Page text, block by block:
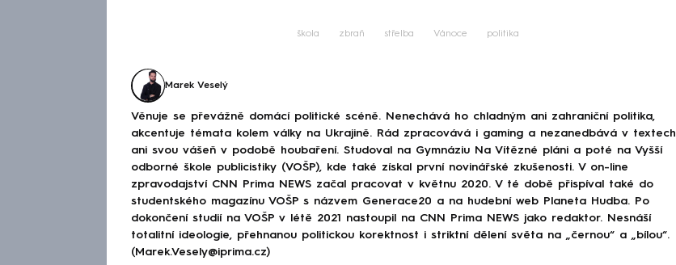
škola zbraň střelba Vánoce politika
Marek Veselý
Věnuje se převážně domácí politické scéně. Nenechává ho chladným ani zahraniční politika,
akcentuje témata kolem války na Ukrajině. Rád zpracovává i gaming a nezanedbává v textech
ani svou vášeň v podobě houbaření. Studoval na Gymnáziu Na Vítězné pláni a poté na Vyšší
odborné škole publicistiky (VOŠP), kde také získal první novinářské zkušenosti. V on-line
zpravodajství CNN Prima NEWS začal pracovat v květnu 2020. V té době přispíval také do
studentského magazínu VOŠP s názvem Generace20 a na hudební web Planeta Hudba. Po
dokončení studií na VOŠP v létě 2021 nastoupil na CNN Prima NEWS jako redaktor. Nesnáší
totalitní ideologie, přehnanou politickou korektnost i striktní dělení světa na „černou“ a „bílou“.
(Marek.Vesely@iprima.cz)